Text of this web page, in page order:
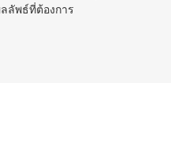
ลัพธ์ที่ต้องการ